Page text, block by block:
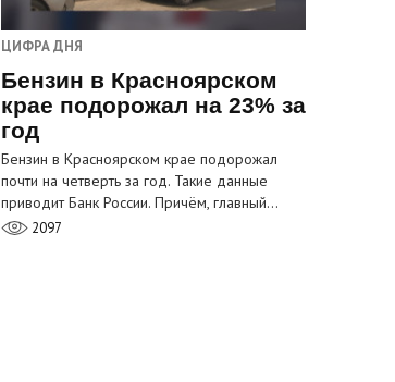
ЦИФРА ДНЯ
Бензин в Красноярском
крае подорожал на 23% за
год
Бензин в Красноярском крае подорожал
почти на четверть за год. Такие данные
приводит Банк России. Причём, главный…
2097